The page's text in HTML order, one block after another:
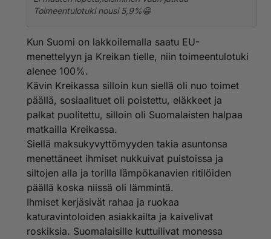
Toimeentulotuki nousi 5,9%😁
Kun Suomi on lakkoilemalla saatu EU-
menettelyyn ja Kreikan tielle, niin toimeentulotuki
alenee 100%.
Kävin Kreikassa silloin kun siellä oli nuo toimet
päällä, sosiaalituet oli poistettu, eläkkeet ja
palkat puolitettu, silloin oli Suomalaisten halpaa
matkailla Kreikassa.
Siellä maksukyvyttömyyden takia asuntonsa
menettäneet ihmiset nukkuivat puistoissa ja
siltojen alla ja torilla lämpökanavien ritilöiden
päällä koska niissä oli lämmintä.
Ihmiset kerjäsivät rahaa ja ruokaa
katuravintoloiden asiakkailta ja kaivelivat
roskiksia. Suomalaisille kuttuilivat monessa